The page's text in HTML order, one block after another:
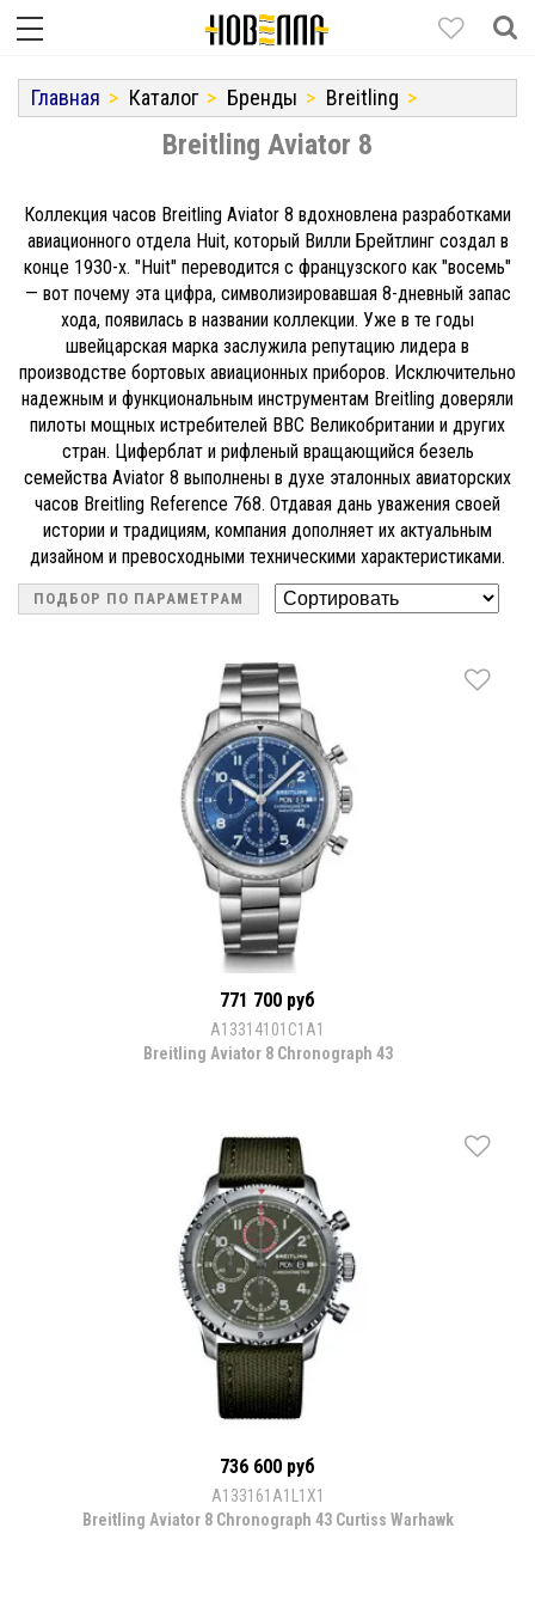
Главная Каталог Бренды Breitling
Breitling Aviator 8
Коллекция часов Breitling Aviator 8 вдохновлена разработками
авиационного отдела Huit, который Вилли Брейтлинг создал в
конце 1930-х. "Huit" переводится с французского как "восемь"
— вот почему эта цифра, символизировавшая 8-дневный запас
хода, появилась в названии коллекции. Уже в те годы
швейцарская марка заслужила репутацию лидера в
производстве бортовых авиационных приборов. Исключительно
надежным и функциональным инструментам Breitling доверяли
пилоты мощных истребителей ВВС Великобритании и других
стран. Циферблат и рифленый вращающийся безель
семейства Aviator 8 выполнены в духе эталонных авиаторских
часов Breitling Reference 768. Отдавая дань уважения своей
истории и традициям, компания дополняет их актуальным
дизайном и превосходными техническими характеристиками.
ПОДБОР ПО ПАРАМЕТРАМ
771 700 руб
A13314101C1A1
Breitling Aviator 8 Chronograph 43
736 600 руб
A133161A1L1X1
Breitling Aviator 8 Chronograph 43 Curtiss Warhawk